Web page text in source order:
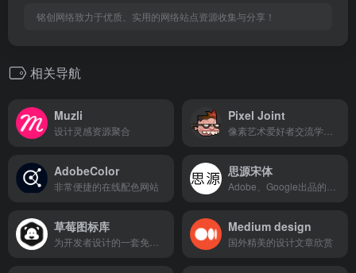
铭创网络致力于优质、实用的网络站点资源收集与分享！
相关导航
Muzli
设计灵感资源聚合
Pixel Joint
像素艺术爱好者交流学习社区
AdobeColor
非常便捷的在线配色网站
思源宋体
Adobe、Google出品的开源中文宋体
草莓图标库
为开发者设计的一套免费开源图标库
Medium design
国外精美的设计文章欣赏